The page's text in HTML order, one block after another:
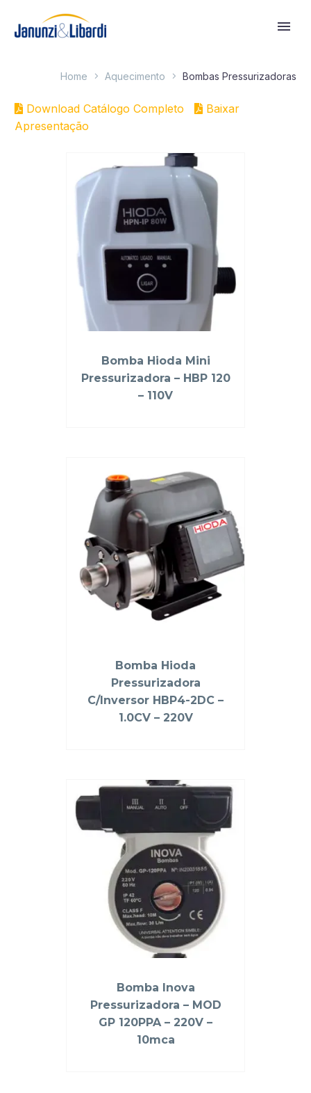
Home Aquecimento Bombas Pressurizadoras
Download Catálogo Completo
Baixar
Apresentação
Bomba Hioda Mini
Pressurizadora – HBP 120
– 110V
Bomba Hioda
Pressurizadora
C/Inversor HBP4-2DC –
1.0CV – 220V
Bomba Inova
Pressurizadora – MOD
GP 120PPA – 220V –
10mca